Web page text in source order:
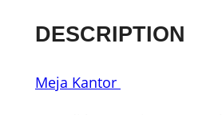
DESCRIPTION
Meja Kantor